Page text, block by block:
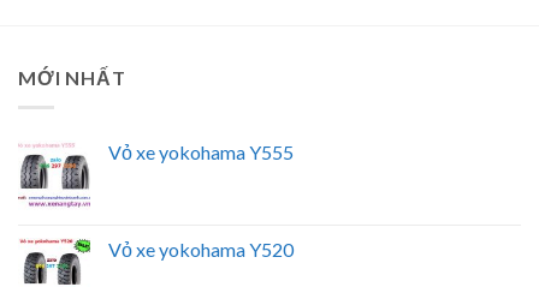
MỚI NHẤT
Vỏ xe yokohama Y555
Vỏ xe yokohama Y520